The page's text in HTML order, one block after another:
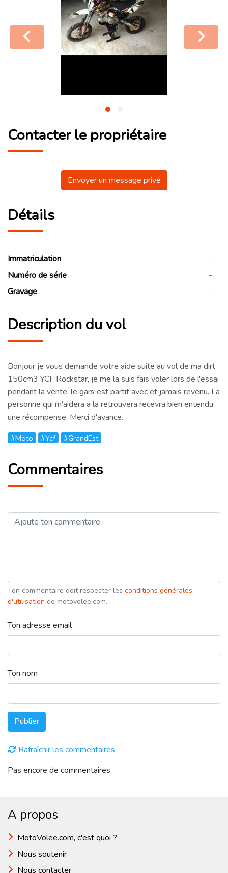
Contacter le propriétaire
Envoyer un message privé
Détails
Immatriculation
-
Numéro de série
-
Gravage
-
Description du vol
Bonjour je vous demande votre aide suite au vol de ma dirt
150cm3 YCF Rockstar, je me la suis fais voler lors de l'essai
pendant la vente, le gars est partit avec et jamais revenu. La
personne qui m'aidera a la retrouvera recevra bien entendu
une récompense. Merci d'avance.
#Moto #Ycf #GrandEst
Commentaires
Ton commentaire doit respecter les conditions générales
d'utilisation de motovolee.com.
Ton adresse email
Ton nom
Publier
Rafraîchir les commentaires
Pas encore de commentaires
A propos
MotoVolee.com, c'est quoi ?
Nous soutenir
Nous contacter